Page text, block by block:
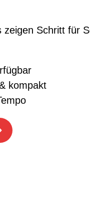
zeigen Schritt für
kompakt